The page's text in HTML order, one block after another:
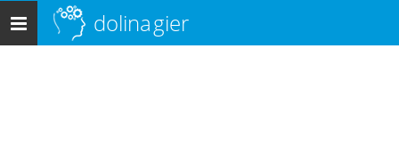
Menu
główne
dolinagier